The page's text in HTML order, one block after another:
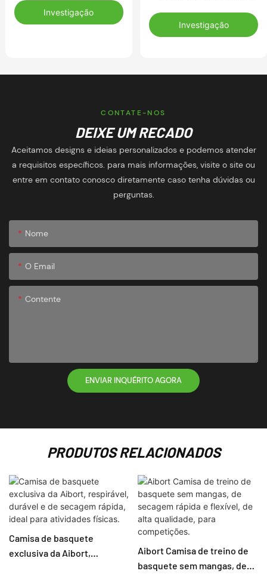
futebol de tecido tingido
& shorts | Logotipo da
Investigação
Costura Conjunto de
roupas ativas | Bordado
Investigação
CONTATE-NOS
DEIXE UM RECADO
Aceitamos designs e ideias personalizados e podemos atender
a requisitos específicos. para mais informações, visite o site ou
entre em contato conosco diretamente caso tenha dúvidas ou
perguntas.
Nome
O Email
Contente
ENVIAR INQUÉRITO AGORA
PRODUTOS RELACIONADOS
Camisa de basquete
exclusiva da Aibort,
Aibort Camisa de treino de
basquete sem mangas, de